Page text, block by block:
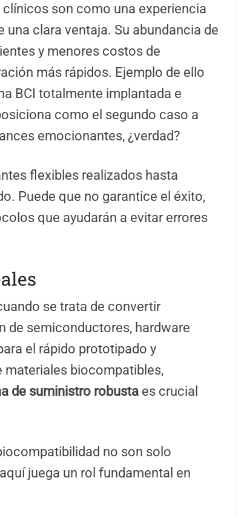
son como una experiencia
una clara ventaja. Su abundancia de
y menores costos de
más rápidos. Ejemplo de ello
BCI totalmente implantada e
como el segundo caso a
emocionantes, ¿verdad?
flexibles realizados hasta
Puede que no garantice el éxito,
que ayudarán a evitar errores
se trata de convertir
de semiconductores, hardware
el rápido prototipado y
materiales biocompatibles,
de suministro robusta es crucial
no son solo
juega un rol fundamental en